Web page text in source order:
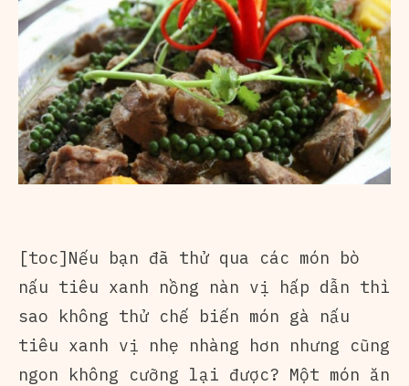
[toc]Nếu bạn đã thử qua các món bò
nấu tiêu xanh nồng nàn vị hấp dẫn thì
sao không thử chế biến món gà nấu
tiêu xanh vị nhẹ nhàng hơn nhưng cũng
ngon không cưỡng lại được? Một món ăn